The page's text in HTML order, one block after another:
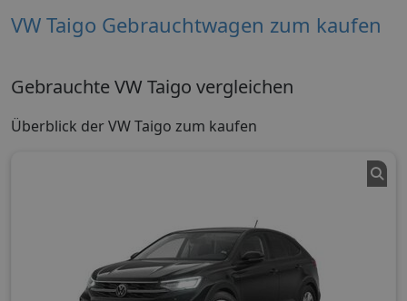
VW Taigo Gebrauchtwagen zum kaufen
Gebrauchte VW Taigo vergleichen
Überblick der VW Taigo zum kaufen